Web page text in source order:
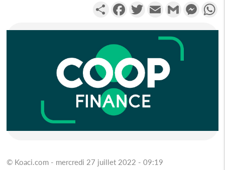
PartagerFacebookTwitterEmail Gmail
© Koaci.com - mercredi 27 juillet 2022 - 09:19